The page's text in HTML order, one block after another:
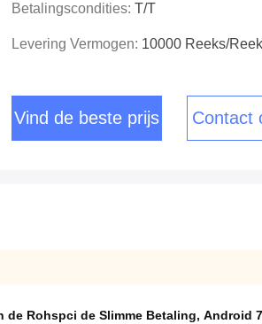
Betalingscondities: T/T
Levering Vermogen: 10000 Reeks/
Vind de beste prijs Contact
de Rohspci de Slimme Betaling, Android 7